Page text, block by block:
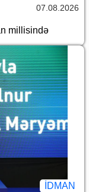
07.08.2026
millisində
İDMAN